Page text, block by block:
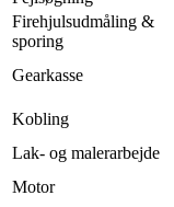
Firehjulsudmåling &
sporing
Gearkasse
Kobling
Lak- og malerarbejde
Motor